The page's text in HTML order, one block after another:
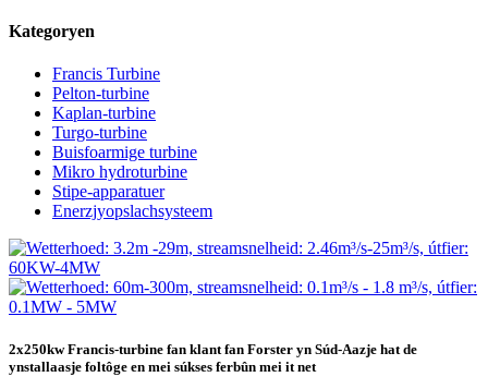
Kategoryen
Francis Turbine
Pelton-turbine
Kaplan-turbine
Turgo-turbine
Buisfoarmige turbine
Mikro hydroturbine
Stipe-apparatuer
Enerzjyopslachsysteem
2x250kw Francis-turbine fan klant fan Forster yn Súd-Aazje hat de
ynstallaasje foltôge en mei súkses ferbûn mei it net